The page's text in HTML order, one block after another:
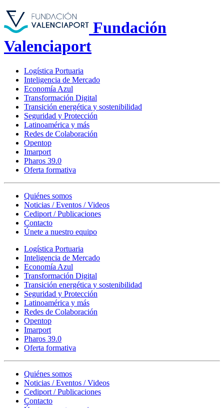
Fundación
Valenciaport
Logística Portuaria
Inteligencia de Mercado
Economía Azul
Transformación Digital
Transición energética y sostenibilidad
Seguridad y Protección
Latinoamérica y más
Redes de Colaboración
Opentop
Imarport
Pharos 39.0
Oferta formativa
Quiénes somos
Noticias / Eventos / Videos
Cediport / Publicaciones
Contacto
Únete a nuestro equipo
Logística Portuaria
Inteligencia de Mercado
Economía Azul
Transformación Digital
Transición energética y sostenibilidad
Seguridad y Protección
Latinoamérica y más
Redes de Colaboración
Opentop
Imarport
Pharos 39.0
Oferta formativa
Quiénes somos
Noticias / Eventos / Videos
Cediport / Publicaciones
Contacto